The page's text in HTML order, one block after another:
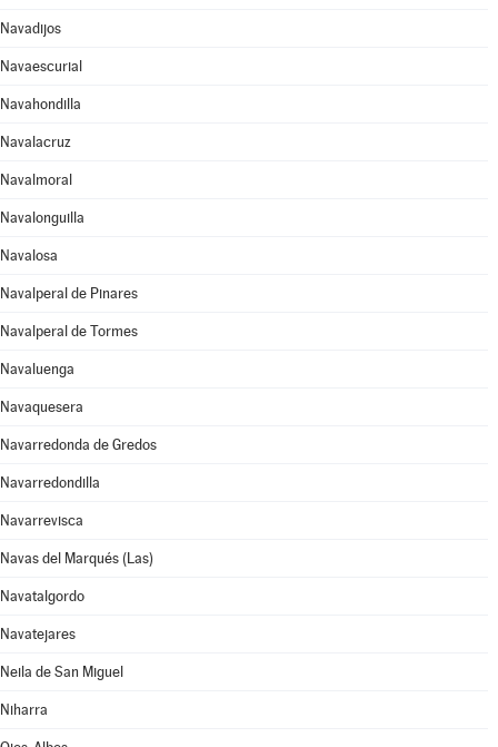
Navadijos
Navaescurial
Navahondilla
Navalacruz
Navalmoral
Navalonguilla
Navalosa
Navalperal de Pinares
Navalperal de Tormes
Navaluenga
Navaquesera
Navarredonda de Gredos
Navarredondilla
Navarrevisca
Navas del Marqués (Las)
Navatalgordo
Navatejares
Neila de San Miguel
Niharra